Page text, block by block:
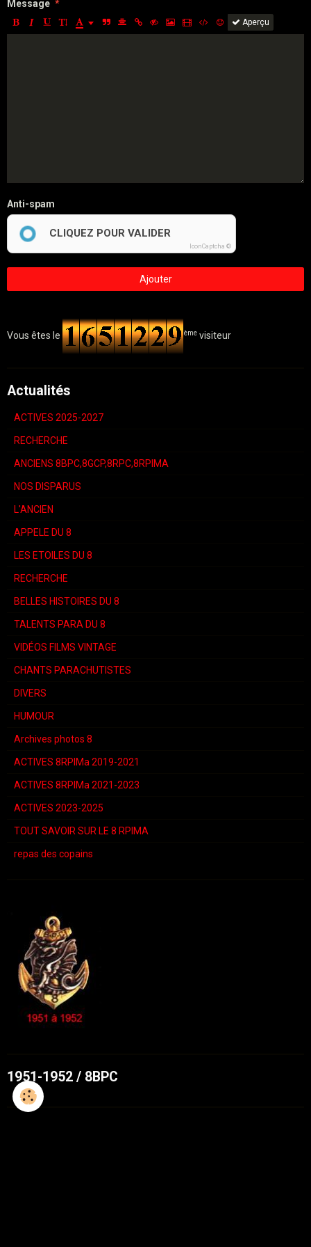
Message
Aperçu
Anti-spam
CLIQUEZ POUR VALIDER
IconCaptcha ©
Ajouter
Vous êtes le ème visiteur
Actualités
ACTIVES 2025-2027
RECHERCHE
ANCIENS 8BPC,8GCP,8RPC,8RPIMA
NOS DISPARUS
L'ANCIEN
APPELE DU 8
LES ETOILES DU 8
RECHERCHE
BELLES HISTOIRES DU 8
TALENTS PARA DU 8
VIDÉOS FILMS VINTAGE
CHANTS PARACHUTISTES
DIVERS
HUMOUR
Archives photos 8
ACTIVES 8RPIMa 2019-2021
ACTIVES 8RPIMa 2021-2023
ACTIVES 2023-2025
TOUT SAVOIR SUR LE 8 RPIMA
repas des copains
1951-1952 / 8BPC